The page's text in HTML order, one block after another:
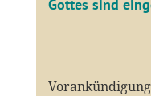
Gottes sind
Vorankündigung